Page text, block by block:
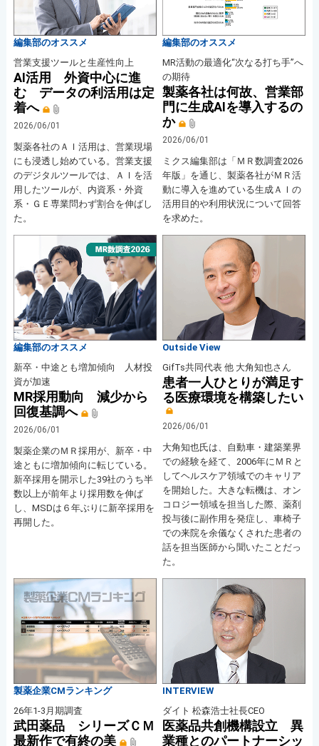
編集部のオススメ
営業支援ツールと生産性向上
AI活用 外資中心に進
む データの利活用は定
着へ
2026/06/01
製薬各社のＡＩ活用は、営業現場
にも浸透し始めている。営業支援
のデジタルツールでは、ＡＩを活
用したツールが、内資系・外資
系・ＧＥ専業問わず割合を伸ばし
た。
編集部のオススメ
MR活動の最適化“次なる打ち手”へ
の期待
製薬各社は何故、営業部
門に生成AIを導入するの
か
2026/06/01
ミクス編集部は「ＭＲ数調査2026
年版」を通じ、製薬各社がＭＲ活
動に導入を進めている生成ＡＩの
活用目的や利用状況について回答
を求めた。
編集部のオススメ
新卒・中途とも増加傾向 人材投
資が加速
MR採用動向 減少から
回復基調へ
2026/06/01
製薬企業のＭＲ採用が、新卒・中
途ともに増加傾向に転じている。
新卒採用を開示した39社のうち半
数以上が前年より採用数を伸ば
し、MSDは６年ぶりに新卒採用を
再開した。
Outside View
GifTs共同代表 他 大角知也さん
患者一人ひとりが満足す
る医療環境を構築したい
2026/06/01
大角知也氏は、自動車・建築業界
での経験を経て、2006年にＭＲと
してヘルスケア領域でのキャリア
を開始した。大きな転機は、オン
コロジー領域を担当した際、薬剤
投与後に副作用を発症し、車椅子
での来院を余儀なくされた患者の
話を担当医師から聞いたことだっ
た。
製薬企業CMランキング
26年1-3月期調査
武田薬品 シリーズＣＭ
最新作で有終の美
INTERVIEW
ダイト 松森浩士社長CEO
医薬品共創機構設立 異
業種とのパートナーシッ